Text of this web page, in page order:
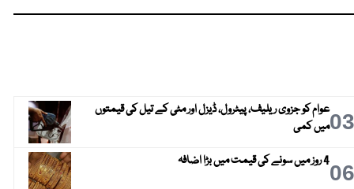
03عوام کو جزوی ریلیف، پیٹرول، ڈیزل اور مٹی کے تیل کی قیمتوں
میں کمی
064 روز میں سونے کی قیمت میں بڑا اضافہ